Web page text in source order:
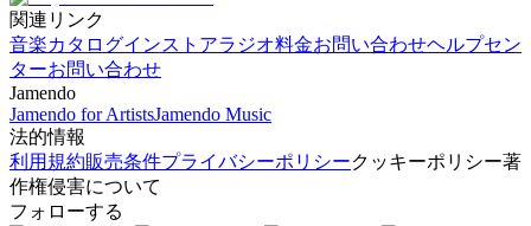
関連リンク
音楽カタログインストアラジオ料金お問い合わせヘルプセン
ターお問い合わせ
Jamendo
Jamendo for ArtistsJamendo Music
法的情報
利用規約販売条件プライバシーポリシークッキーポリシー著
作権侵害について
フォローする